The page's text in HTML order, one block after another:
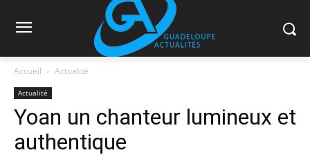
Accueil Actualité
Actualité
Yoan un chanteur lumineux et
authentique